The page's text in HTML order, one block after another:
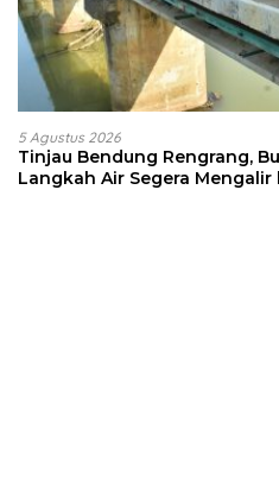
5 Agustus 2026
Tinjau Bendung Rengrang,
Langkah Air Segera Mengalir